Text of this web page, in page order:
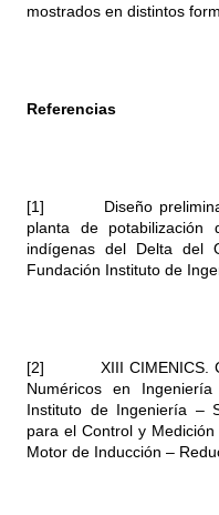
mostrados en distintos
Referencias
[1] Diseño preliminar
planta de
indígenas del Delta del
Fundación Instituto de
[2] XIII CIMENICS.
Numéricos en
Instituto de Ingeniería –
para el Control y
Motor de Inducción –